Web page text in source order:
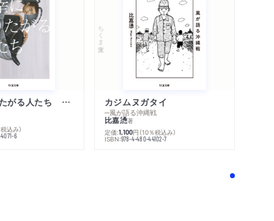
不幸になりたがる人たち 増補新版
込み）
6
ちくま文庫
カジムヌガタイ
─風が語る沖縄戦
比嘉慂著
定価:1,100円 （10％税込み）
ISBN:978-4-480-44102-7